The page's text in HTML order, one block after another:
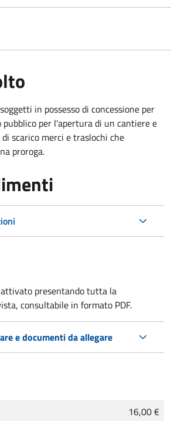
in possesso di concessione per
pubblico per l'apertura di un cantiere e
scarico merci e traslochi che
proroga.
presentando tutta la
consultabile in formato PDF.
e documenti da allegare
16,00 €